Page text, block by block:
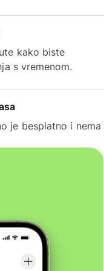
kako biste
s vremenom.
je besplatno i nema